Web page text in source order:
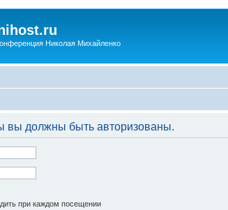
Николая Михайленко
вы должны быть авторизованы.
при каждом посещении